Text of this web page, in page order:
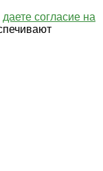
даете согласие на